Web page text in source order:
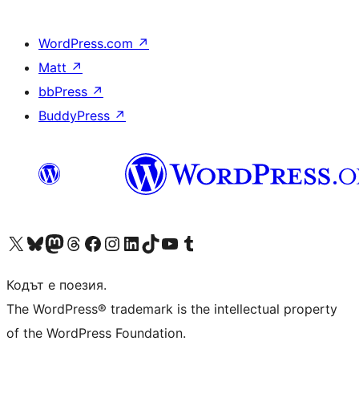
WordPress.com ↗
Matt ↗
bbPress ↗
BuddyPress ↗
Visit our X (formerly Twitter) account
Visit our Bluesky account
Visit our Mastodon account
Visit our Threads account
Посетете нашата страница във Facebook
Посетете нашия профил в Instagram
Посетете нашия профил в LinkedIn
Visit our TikTok account
Visit our YouTube channel
Visit our Tumblr account
Кодът е поезия.
The WordPress® trademark is the intellectual property
of the WordPress Foundation.